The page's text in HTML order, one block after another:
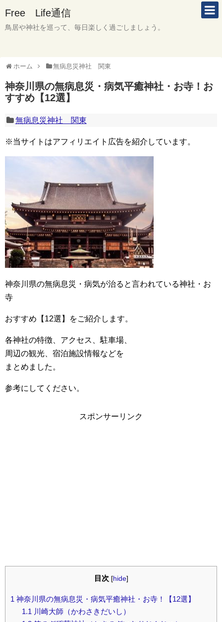
Free Life通信
鳥居や神社を巡って、毎日楽しく過ごしましょう。
ホーム 無病息災神社 関東
神奈川県の無病息災・病気平癒神社・お寺！お
すすめ【12選】
無病息災神社 関東
※当サイトはアフィリエイト広告を紹介しています。
神奈川県の無病息災・病気が治ると言われている神社・お
寺
おすすめ【12選】をご紹介します。
各神社の特徴、アクセス、駐車場、
周辺の観光、宿泊施設情報などを
まとめました。
参考にしてください。
スポンサーリンク
目次 [hide]
1 神奈川県の無病息災・病気平癒神社・お寺！【12選】
1.1 川崎大師（かわさきだいし）